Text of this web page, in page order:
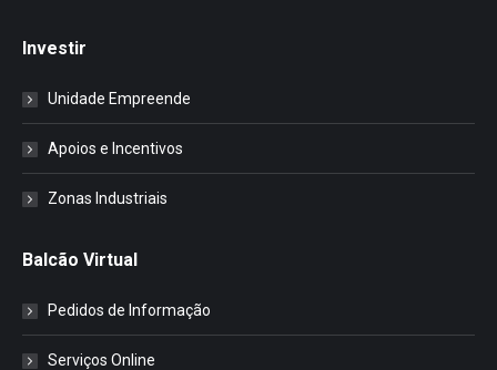
Investir
Unidade Empreende
Apoios e Incentivos
Zonas Industriais
Balcão Virtual
Pedidos de Informação
Serviços Online